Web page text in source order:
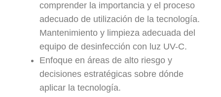
comprender la importancia y el proceso
adecuado de utilización de la tecnología.
Mantenimiento y limpieza adecuada del
equipo de desinfección con luz UV-C.
Enfoque en áreas de alto riesgo y
decisiones estratégicas sobre dónde
aplicar la tecnología.